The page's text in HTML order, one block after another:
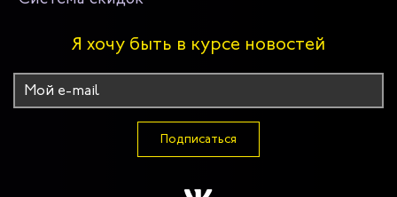
Я хочу быть в курсе новостей
Подписаться